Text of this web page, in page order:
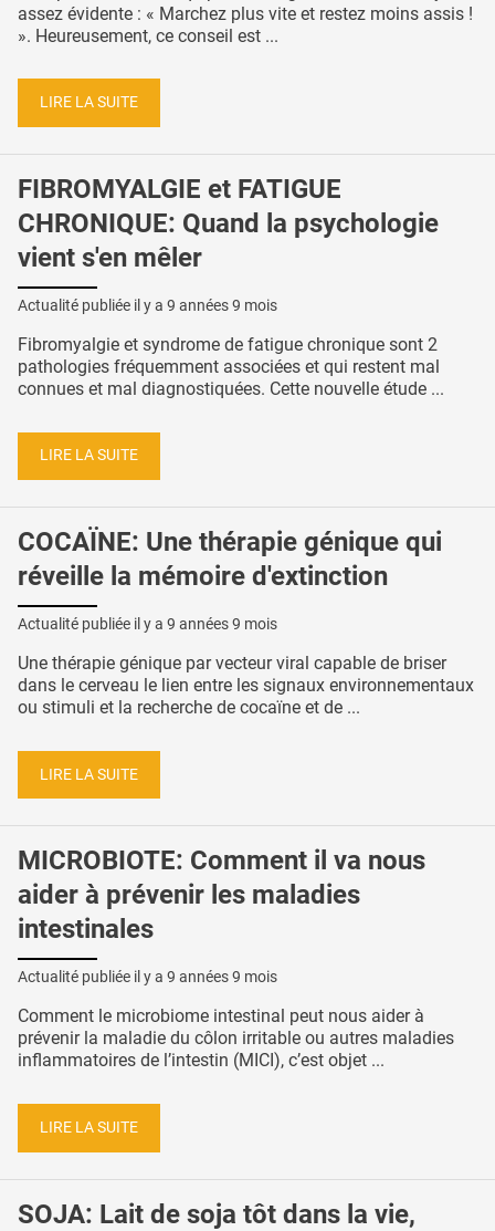
assez évidente : « Marchez plus vite et restez moins assis !
». Heureusement, ce conseil est ...
LIRE LA SUITE
FIBROMYALGIE et FATIGUE
CHRONIQUE: Quand la psychologie
vient s'en mêler
Actualité publiée il y a 9 années 9 mois
Fibromyalgie et syndrome de fatigue chronique sont 2
pathologies fréquemment associées et qui restent mal
connues et mal diagnostiquées. Cette nouvelle étude ...
LIRE LA SUITE
COCAÏNE: Une thérapie génique qui
réveille la mémoire d'extinction
Actualité publiée il y a 9 années 9 mois
Une thérapie génique par vecteur viral capable de briser
dans le cerveau le lien entre les signaux environnementaux
ou stimuli et la recherche de cocaïne et de ...
LIRE LA SUITE
MICROBIOTE: Comment il va nous
aider à prévenir les maladies
intestinales
Actualité publiée il y a 9 années 9 mois
Comment le microbiome intestinal peut nous aider à
prévenir la maladie du côlon irritable ou autres maladies
inflammatoires de l’intestin (MICI), c’est objet ...
LIRE LA SUITE
SOJA: Lait de soja tôt dans la vie,